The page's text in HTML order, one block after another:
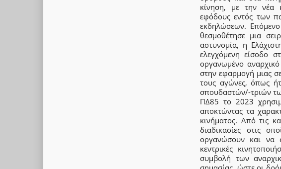
κίνηση, με την νέα
εφόδους εντός των
εκδηλώσεων.
θεσμοθέτησε μια
αστυνομία, η
ελεγχόμενη είσοδο
οργανωμένο
στην εφαρμογή μιας
τους αγώνες, όπως
σπουδαστών/-τριών
ΠΔ85 το 2023
αποκτώντας τα
κινήματος. Από τις
διαδικασίες στις
οργανώσουν και να
κεντρικές
συμβολή των